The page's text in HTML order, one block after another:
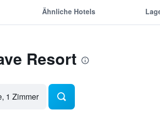
Ähnliche Hotels
Resort
1 Zimmer